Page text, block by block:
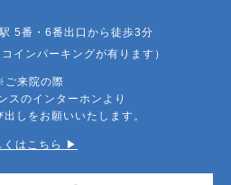
5番・6番出口から徒歩3分
インパーキングが有ります）
来院の際
スのインターホンより
しをお願いいたします。
くはこちら ▶︎